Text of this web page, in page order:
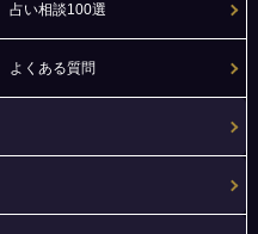
占い相談100選
よくある質問